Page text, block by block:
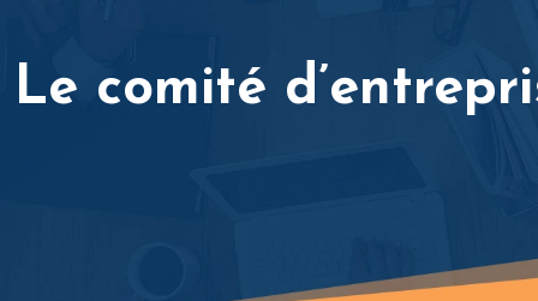
Le comité